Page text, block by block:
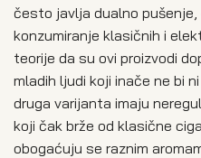
često javlja dualno
konzumiranje klasičnih i
teorije da su ovi proizvodi
mladih ljudi koji inače ne bi
druga varijanta imaju
koji čak brže od klasične
obogaćuju se raznim